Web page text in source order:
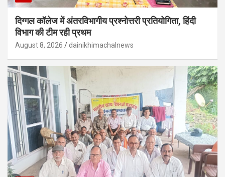
दिग्गल कॉलेज में अंतरविभागीय प्रश्नोत्तरी प्रतियोगिता, हिंदी
विभाग की टीम रही प्रथम
August 8, 2026 dainikhimachalnews